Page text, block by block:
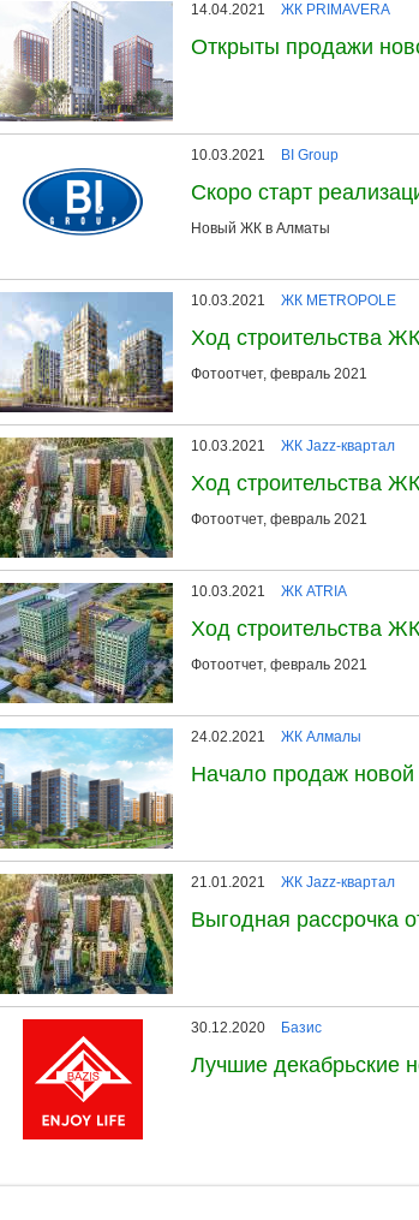
14.04.2021 ЖК PRIMAVERA
Открыты продажи
10.03.2021 BI Group
Скоро старт
Новый ЖК в Алматы
10.03.2021 ЖК METROPOLE
Ход строительства
Фотоотчет, февраль 2021
10.03.2021 ЖК Jazz-квартал
Ход строительства
Фотоотчет, февраль 2021
10.03.2021 ЖК ATRIA
Ход строительства
Фотоотчет, февраль 2021
24.02.2021 ЖК Алмалы
Начало продаж
21.01.2021 ЖК Jazz-квартал
Выгодная рассрочка
30.12.2020 Базис
Лучшие декабрьские